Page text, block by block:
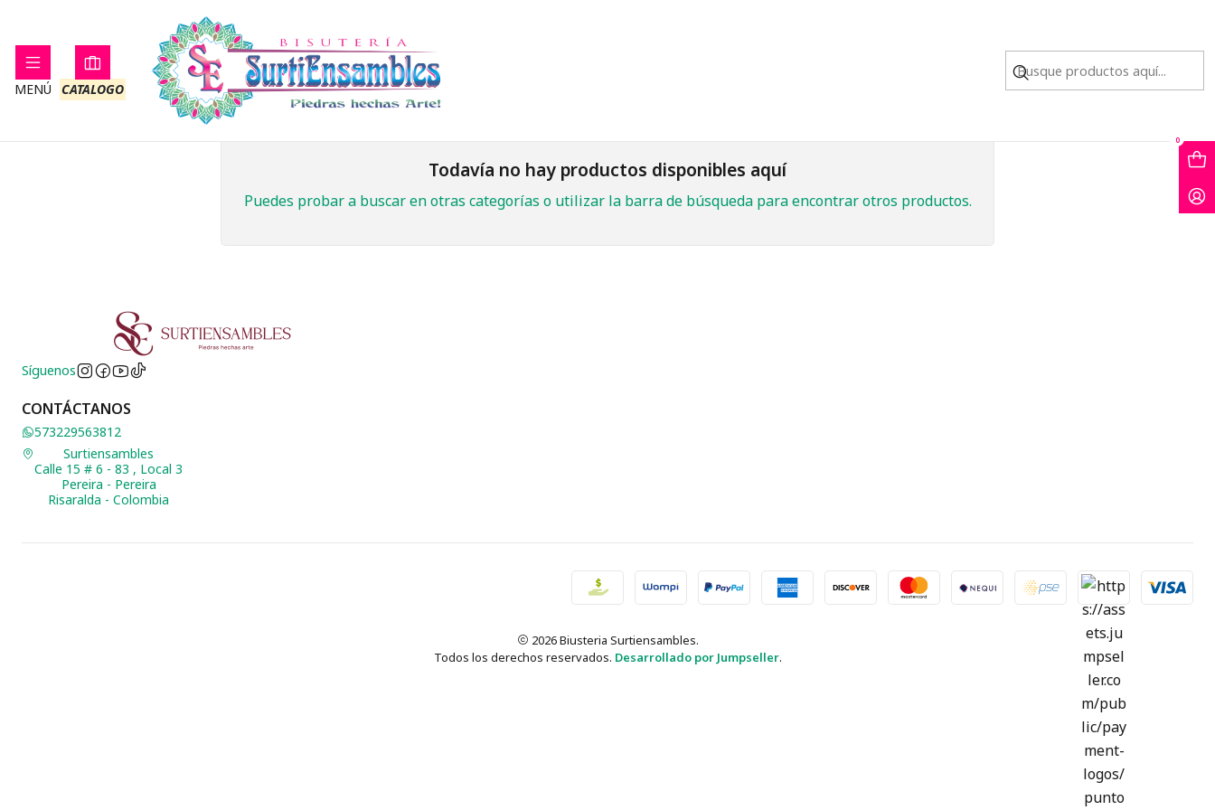
MENÚ CATALOGO
0
CUERO ESCARCHADO
Todavía no hay productos disponibles aquí
Puedes probar a buscar en otras categorías o utilizar la barra de búsqueda para encontrar otros productos.
Síguenos
CONTÁCTANOS
573229563812
Surtiensambles
Calle 15 # 6 - 83 , Local 3
Pereira - Pereira
Risaralda - Colombia
2026 Biusteria Surtiensambles.
Todos los derechos reservados. Desarrollado por Jumpseller.